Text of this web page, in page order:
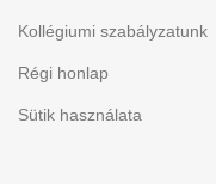
Kollégiumi szabályzatunk
Régi honlap
Sütik használata